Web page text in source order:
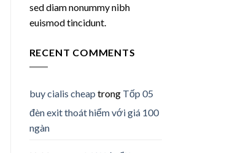
sed diam nonummy nibh
euismod tincidunt.
RECENT COMMENTS
buy cialis cheap trong Tốp 05
đèn exit thoát hiểm với giá 100
ngàn